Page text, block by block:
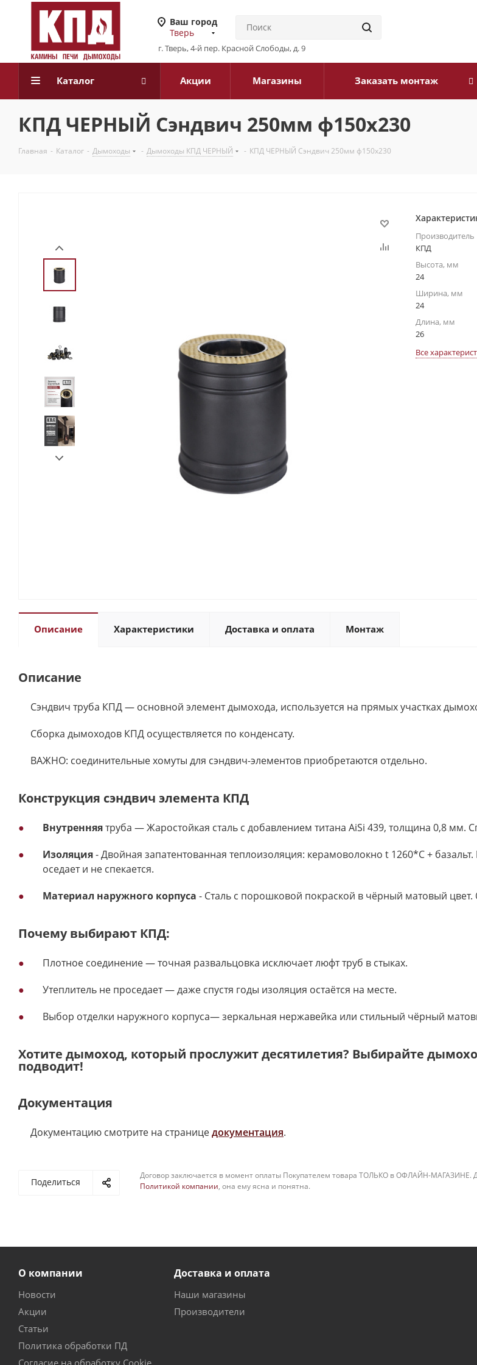
Ваш город
Тверь
г. Тверь, 4-й пер. Красной Слободы, д. 9
Каталог Акции Магазины Заказать монтаж
КПД ЧЕРНЫЙ Сэндвич 250мм ф150х230
Главная - Каталог - Дымоходы - Дымоходы КПД ЧЕРНЫЙ - КПД ЧЕРНЫЙ Сэндвич 250мм ф150х230
Производитель
КПД
Высота, мм
24
Ширина, мм
24
Длина, мм
26
Все
Описание Характеристики Доставка и оплата Монтаж
Описание
Сэндвич труба КПД — основной элемент дымохода, используется на прямых участках
Сборка дымоходов КПД осуществляется по конденсату.
ВАЖНО: соединительные хомуты для сэндвич-элементов приобретаются отдельно.
Конструкция сэндвич элемента КПД
Внутренняятруба — Жаростойкая сталь с добавлением титана AiSi 439, толщина 0,8 мм.
Изоляция- Двойная запатентованная теплоизоляция: керамоволокно t 1260*C +
оседает и не спекается.
Материал наружного корпуса - Сталь с порошковой покраской в чёрный матовый
Почему выбирают КПД:
Плотное соединение — точная развальцовка исключает люфт труб в стыках.
Утеплитель не проседает — даже спустя годы изоляция остаётся на месте.
Выбор отделки наружного корпуса— зеркальная нержавейка или стильный чёрный
Хотите дымоход, который прослужит десятилетия? Выбирайте
подводит!
Документация
Документацию смотрите на страницедокументация.
Поделиться
Договор заключается в момент оплаты Покупателем товара ТОЛЬКО в ОФЛАЙН-МАГАЗИНЕ.
Политикой компании, она ему ясна и понятна.
О компании
Новости
Акции
Статьи
Политика обработки ПД
Согласие на обработку Cookie
Доставка и оплата
Наши магазины
Производители